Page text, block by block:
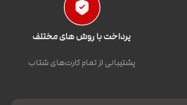
پرداخت با روش های مختلف
پشتیبانی از تمام کارت‌های شتاب